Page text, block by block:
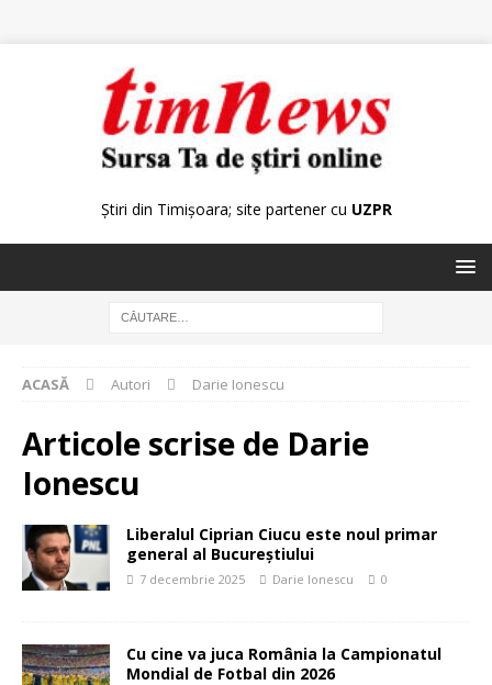
Știri din Timișoara; site partener cu UZPR
ACASĂ Autori Darie Ionescu
Articole scrise de Darie
Ionescu
Liberalul Ciprian Ciucu este noul primar
general al Bucureștiului
7 decembrie 2025 Darie Ionescu 0
Cu cine va juca România la Campionatul
Mondial de Fotbal din 2026